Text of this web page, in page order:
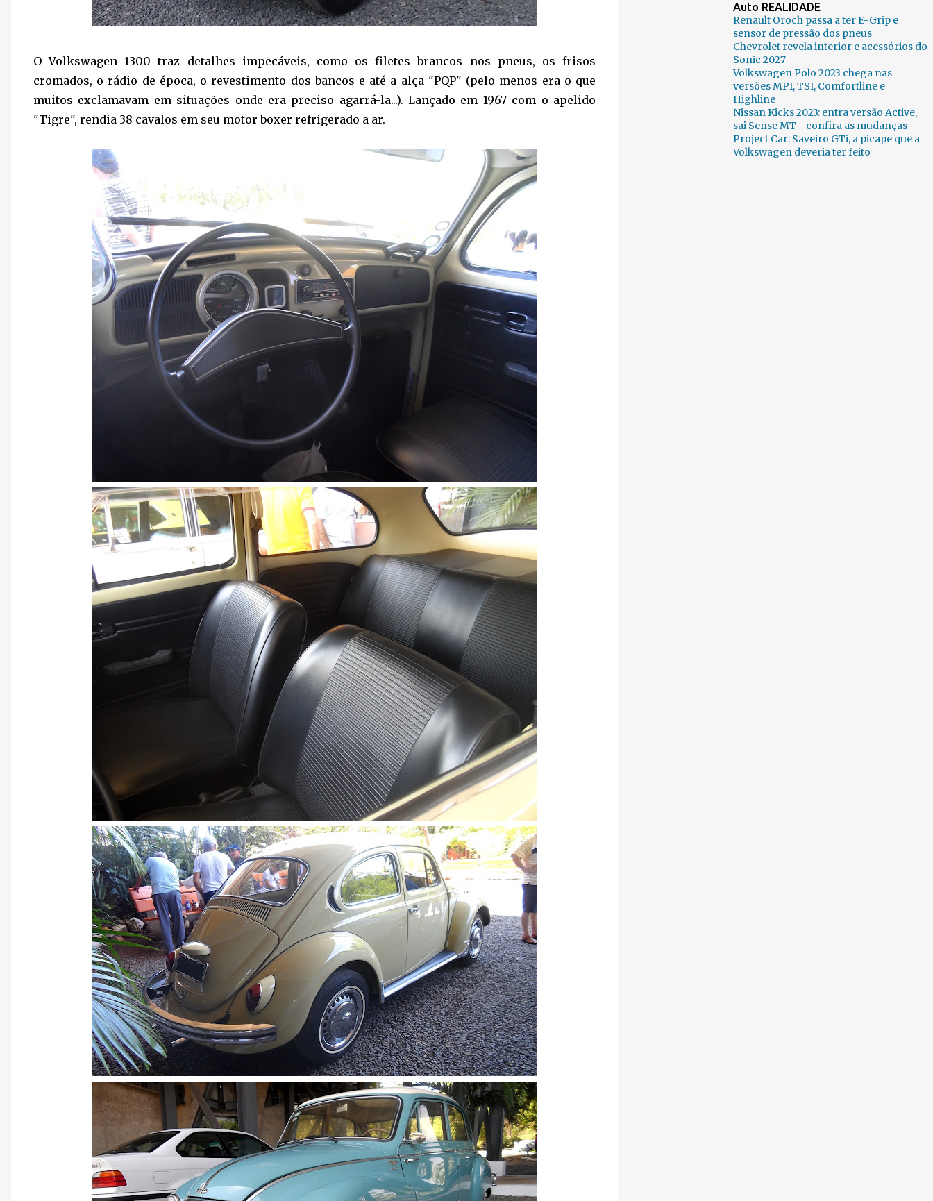
O Volkswagen 1300 traz detalhes impecáveis, como os filetes brancos nos pneus, os frisos
cromados, o rádio de época, o revestimento dos bancos e até a alça "PQP" (pelo menos era o que
muitos exclamavam em situações onde era preciso agarrá-la...). Lançado em 1967 com o apelido
"Tigre", rendia 38 cavalos em seu motor boxer refrigerado a ar.
Auto REALIDADE
Renault Oroch passa a ter E-Grip e
sensor de pressão dos pneus
Chevrolet revela interior e acessórios do
Sonic 2027
Volkswagen Polo 2023 chega nas
versões MPI, TSI, Comfortline e
Highline
Nissan Kicks 2023: entra versão Active,
sai Sense MT - confira as mudanças
Project Car: Saveiro GTi, a picape que a
Volkswagen deveria ter feito